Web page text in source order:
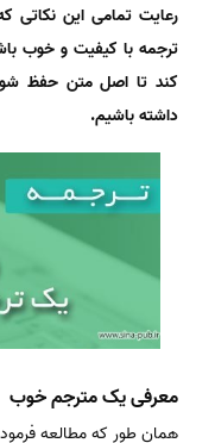
رعایت تمامی این نکاتی
ترجمه با کیفیت و خوب
کند تا اصل متن حفظ
داشته باشیم.
معرفی یک مترجم خوب
همان طور که مطالعه